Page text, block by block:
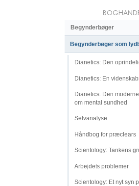
Begynderbøger
Begynderbøger som
Dianetics: Den
Dianetics: En
Dianetics: Den
om mental sundhed
Selvanalyse
Håndbog for præclears
Scientology: Tankens
Arbejdets problemer
Scientology: Et nyt syn